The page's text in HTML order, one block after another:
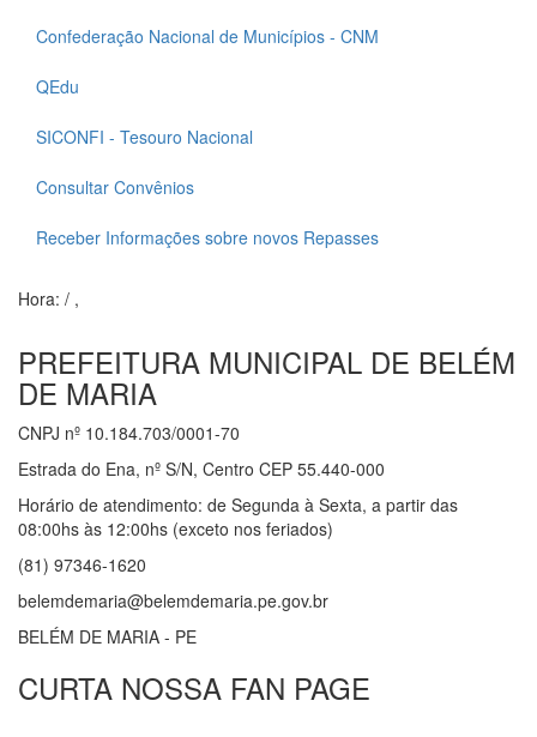
Confederação Nacional de Municípios - CNM
QEdu
SICONFI - Tesouro Nacional
Consultar Convênios
Receber Informações sobre novos Repasses
Hora: / ,
PREFEITURA MUNICIPAL DE BELÉM
DE MARIA
CNPJ nº 10.184.703/0001-70
Estrada do Ena, nº S/N, Centro CEP 55.440-000
Horário de atendimento: de Segunda à Sexta, a partir das
08:00hs às 12:00hs (exceto nos feriados)
(81) 97346-1620
belemdemaria@belemdemaria.pe.gov.br
BELÉM DE MARIA - PE
CURTA NOSSA FAN PAGE